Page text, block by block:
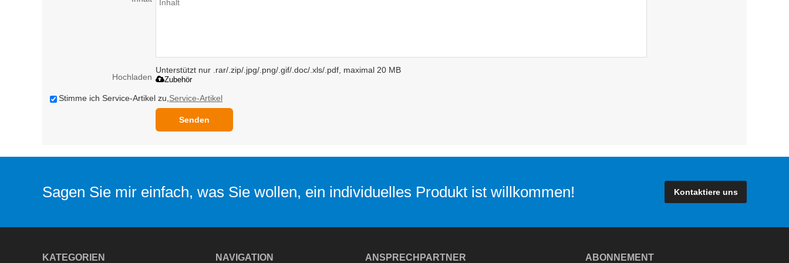
Hochladen
Unterstützt nur .rar/.zip/.jpg/.png/.gif/.doc/.xls/.pdf, maximal 20 MB
Zubehör
Stimme ich Service-Artikel zu, Service-Artikel
Senden
Sagen Sie mir einfach, was Sie wollen, ein individuelles Produkt ist willkommen! Kontaktiere uns
KATEGORIEN NAVIGATION ANSPRECHPARTNER ABONNEMENT